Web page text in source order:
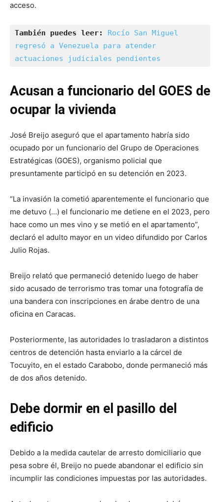
acceso.
También puedes leer:
Rocío San Miguel
regresó a Venezuela para atender
actuaciones judiciales pendientes
Acusan a funcionario del GOES de
ocupar la vivienda
José Breijo aseguró que el apartamento habría sido
ocupado por un funcionario del Grupo de Operaciones
Estratégicas (GOES), organismo policial que
presuntamente participó en su detención en 2023.
“La invasión la cometió aparentemente el funcionario que
me detuvo (…) el funcionario me detiene en el 2023, pero
hace como un mes vino y se metió en el apartamento”,
declaró el adulto mayor en un video difundido por Carlos
Julio Rojas.
Breijo relató que permaneció detenido luego de haber
sido acusado de terrorismo tras tomar una fotografía de
una bandera con inscripciones en árabe dentro de una
oficina en Caracas.
Posteriormente, las autoridades lo trasladaron a distintos
centros de detención hasta enviarlo a la cárcel de
Tocuyito, en el estado Carabobo, donde permaneció más
de dos años detenido.
Debe dormir en el pasillo del
edificio
Debido a la medida cautelar de arresto domiciliario que
pesa sobre él, Breijo no puede abandonar el edificio sin
incumplir las condiciones impuestas por las autoridades.